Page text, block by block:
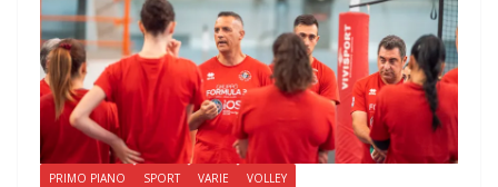
PRIMO PIANO SPORT VARIE VOLLEY